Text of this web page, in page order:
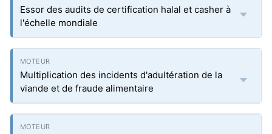
Essor des audits de certification halal et casher à
l'échelle mondiale
Multiplication des incidents d'adultération de la
viande et de fraude alimentaire